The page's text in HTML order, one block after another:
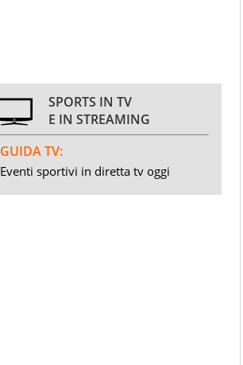
SPORTS IN TV
E IN STREAMING
GUIDA TV:
Eventi sportivi in diretta tv oggi